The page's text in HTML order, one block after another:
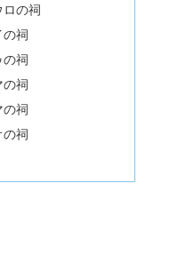
ロの祠
の祠
の祠
の祠
の祠
の祠